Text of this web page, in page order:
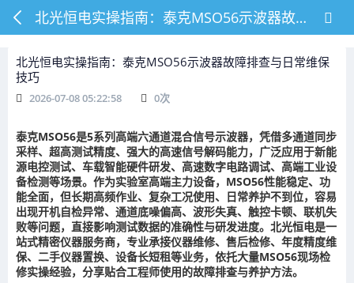
北光恒电实操指南：泰克MSO56示波器故障排查与日常维保技巧
北光恒电实操指南：泰克MSO56示波器故障排查与日常维保
技巧
2026-07-08 05:22:58 0次
泰克MSO56是5系列高端六通道混合信号示波器，凭借多通道同步
采样、超高测试精度、强大的高速信号解码能力，广泛应用于新能
源电控测试、车载智能硬件研发、高速数字电路调试、高端工业设
备检测等场景。作为实验室高端主力设备，MSO56性能稳定、功
能全面，但长期高频作业、复杂工况使用、日常养护不到位，容易
出现开机自检异常、通道底噪偏高、波形失真、触控卡顿、联机失
败等问题，直接影响测试数据的准确性与研发进度。北光恒电是一
站式精密仪器服务商，专业承接仪器维修、售后检修、年度精度维
保、二手仪器置换、设备长短租等业务，依托大量MSO56现场检
修实操经验，分享贴合工程师使用的故障排查与养护方法。